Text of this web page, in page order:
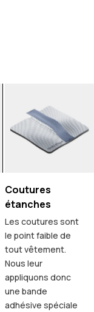
Coutures
étanches
Les coutures sont
le point faible de
tout vêtement.
Nous leur
appliquons donc
une bande
adhésive spéciale